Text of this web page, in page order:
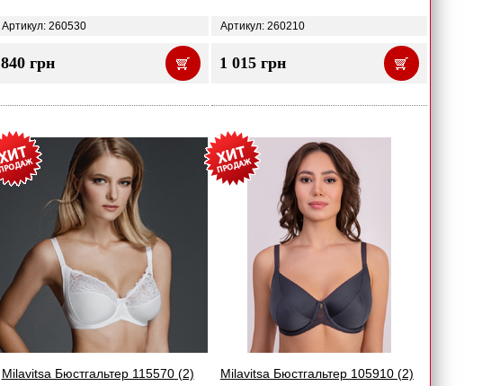
Артикул: 260530
840 грн
Артикул: 260210
1 015 грн
Milavitsa Бюстгальтер 115570 (2) Milavitsa Бюстгальтер 105910 (2)